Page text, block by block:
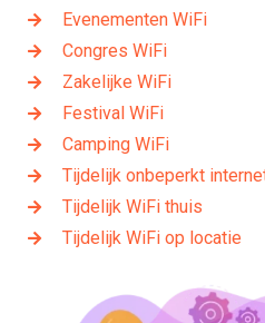
Evenementen WiFi
Congres WiFi
Zakelijke WiFi
Festival WiFi
Camping WiFi
Tijdelijk onbeperkt
Tijdelijk WiFi thuis
Tijdelijk WiFi op locatie